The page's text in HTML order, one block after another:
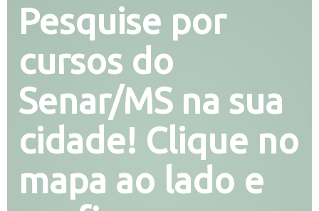
Pesquise por
cursos do
Senar/MS na sua
cidade! Clique no
mapa ao lado e